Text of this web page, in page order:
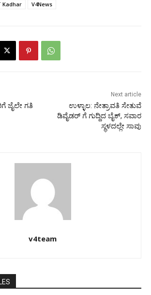
Kadhar V4News
ಜೈಲೇ ಗತಿ
Next article
ಉಳ್ಳಾಲ: ನೇತ್ರಾವತಿ ಸೇತುವೆ
ಡಿವೈಡರ್ ಗೆ ಗುದ್ದಿದ ಬೈಕ್, ಸವಾರ
ಸ್ಥಳದಲ್ಲೇ ಸಾವು
v4team